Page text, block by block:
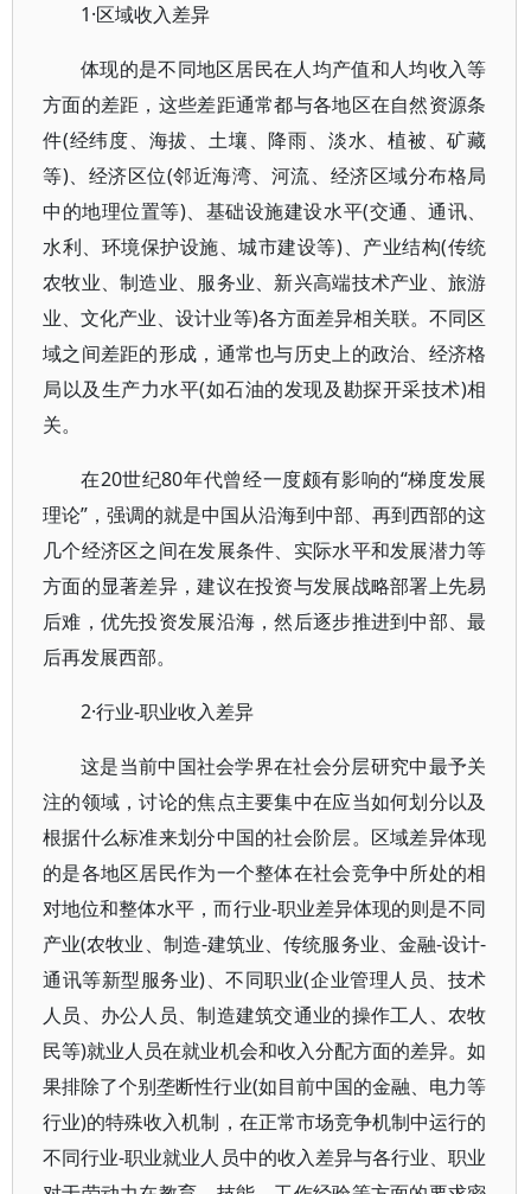
1·区域收入差异
体现的是不同地区居民在人均产值和人均收入等
方面的差距，这些差距通常都与各地区在自然资源条
件(经纬度、海拔、土壤、降雨、淡水、植被、矿藏
等)、经济区位(邻近海湾、河流、经济区域分布格局
中的地理位置等)、基础设施建设水平(交通、通讯、
水利、环境保护设施、城市建设等)、产业结构(传统
农牧业、制造业、服务业、新兴高端技术产业、旅游
业、文化产业、设计业等)各方面差异相关联。不同区
域之间差距的形成，通常也与历史上的政治、经济格
局以及生产力水平(如石油的发现及勘探开采技术)相
关。
在20世纪80年代曾经一度颇有影响的“梯度发展
理论”，强调的就是中国从沿海到中部、再到西部的这
几个经济区之间在发展条件、实际水平和发展潜力等
方面的显著差异，建议在投资与发展战略部署上先易
后难，优先投资发展沿海，然后逐步推进到中部、最
后再发展西部。
2·行业-职业收入差异
这是当前中国社会学界在社会分层研究中最予关
注的领域，讨论的焦点主要集中在应当如何划分以及
根据什么标准来划分中国的社会阶层。区域差异体现
的是各地区居民作为一个整体在社会竞争中所处的相
对地位和整体水平，而行业-职业差异体现的则是不同
产业(农牧业、制造-建筑业、传统服务业、金融-设计-
通讯等新型服务业)、不同职业(企业管理人员、技术
人员、办公人员、制造建筑交通业的操作工人、农牧
民等)就业人员在就业机会和收入分配方面的差异。如
果排除了个别垄断性行业(如目前中国的金融、电力等
行业)的特殊收入机制，在正常市场竞争机制中运行的
不同行业-职业就业人员中的收入差异与各行业、职业